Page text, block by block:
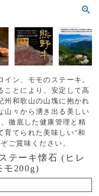
ン、モモのステーキ。
ことにより、安定して高
州和歌山の山塊に抱かれ
山々から湧き出る美しい
徹底した健康管理と精
育てられた美味しい“和
ご賞味ください。
テーキ懐石 (ヒレ
モ200g)